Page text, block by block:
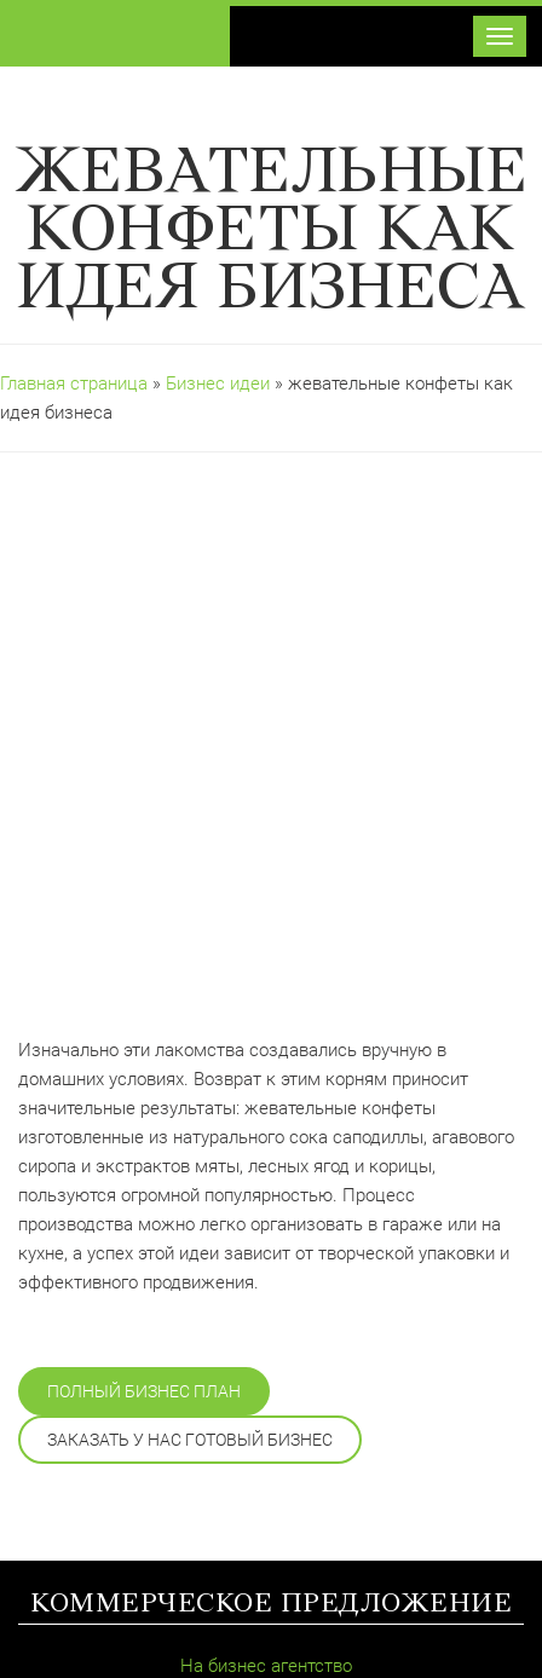
ЖЕВАТЕЛЬНЫЕ
КОНФЕТЫ КАК
ИДЕЯ БИЗНЕСА
Главная страница » Бизнес идеи » жевательные конфеты как
идея бизнеса
Изначально эти лакомства создавались вручную в
домашних условиях. Возврат к этим корням приносит
значительные результаты: жевательные конфеты
изготовленные из натурального сока саподиллы, агавового
сиропа и экстрактов мяты, лесных ягод и корицы,
пользуются огромной популярностью. Процесс
производства можно легко организовать в гараже или на
кухне, а успех этой идеи зависит от творческой упаковки и
эффективного продвижения.
ПОЛНЫЙ БИЗНЕС ПЛАН
ЗАКАЗАТЬ У НАС ГОТОВЫЙ БИЗНЕС
КОММЕРЧЕСКОЕ ПРЕДЛОЖЕНИЕ
На бизнес агентство